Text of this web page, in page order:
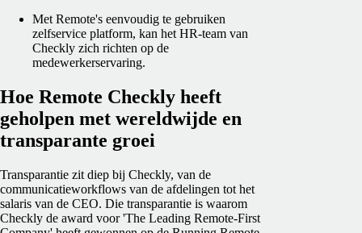
Met Remote's eenvoudig te gebruiken
zelfservice platform, kan het HR-team van
Checkly zich richten op de
medewerkerservaring.
Hoe Remote Checkly heeft
geholpen met wereldwijde en
transparante groei
Transparantie zit diep bij Checkly, van de
communicatieworkflows van de afdelingen tot het
salaris van de CEO. Die transparantie is waarom
Checkly de award voor 'The Leading Remote-First